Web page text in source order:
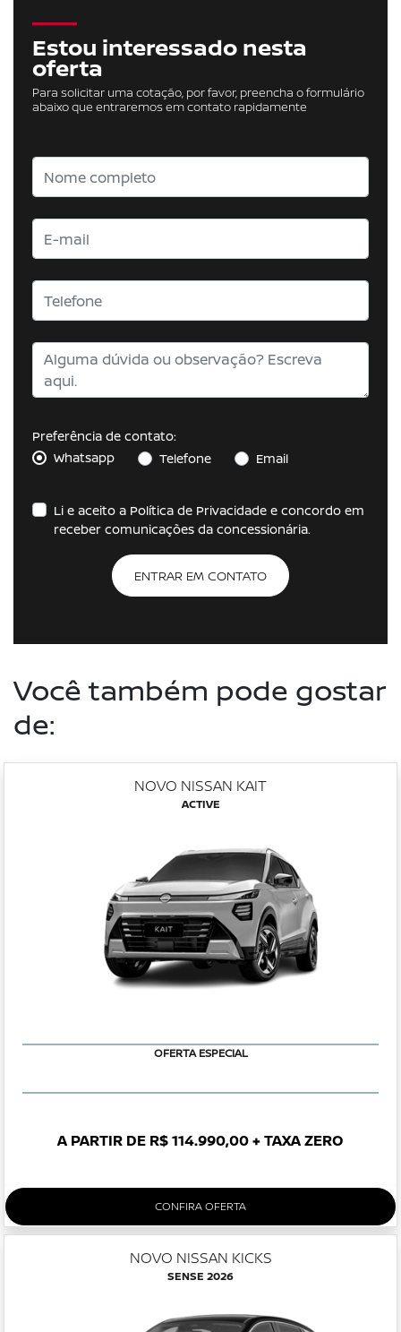
Estou interessado nesta
oferta
Para solicitar uma cotação, por favor, preencha o formulário
abaixo que entraremos em contato rapidamente
Preferência de contato:
Whatsapp
Telefone Email
Li e aceito a Política de Privacidade e concordo em
receber comunicações da concessionária.
ENTRAR EM CONTATO
Você também pode gostar
de:
NOVO NISSAN KAIT
ACTIVE
OFERTA ESPECIAL
A PARTIR DE R$ 114.990,00 + TAXA ZERO
CONFIRA OFERTA
NOVO NISSAN KICKS
SENSE 2026